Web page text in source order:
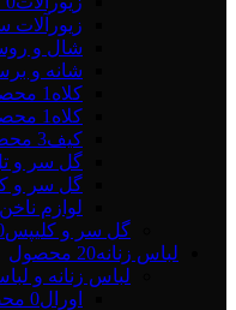
زیورآلات
شال و
شانه و
کلاه 1 محصول
کلاه 1 محصول
کیف3 محصول
گل سر و
گل سر و
لوازم ناخن
گل سر و کلیپس0
لباس زنانه20 محصول
لباس زنانه و
اورال0 محصول